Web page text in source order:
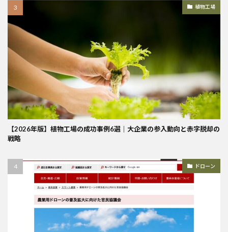
植物工場
【2026年版】植物工場の成功事例6選｜大企業の参入動向と赤字脱却の
戦略
ドローン